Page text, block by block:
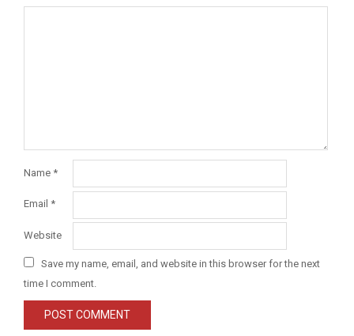
Name *
Email *
Website
Save my name, email, and website in this browser for the next
time I comment.